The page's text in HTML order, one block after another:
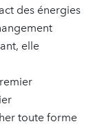
des énergies
elle
toute forme